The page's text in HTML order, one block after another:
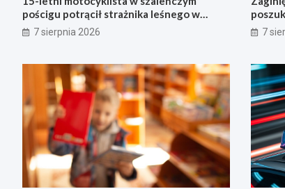
pościgu potrącił strażnika leśnego w
Lwówku Śląskim
7 sierpnia 2026 7